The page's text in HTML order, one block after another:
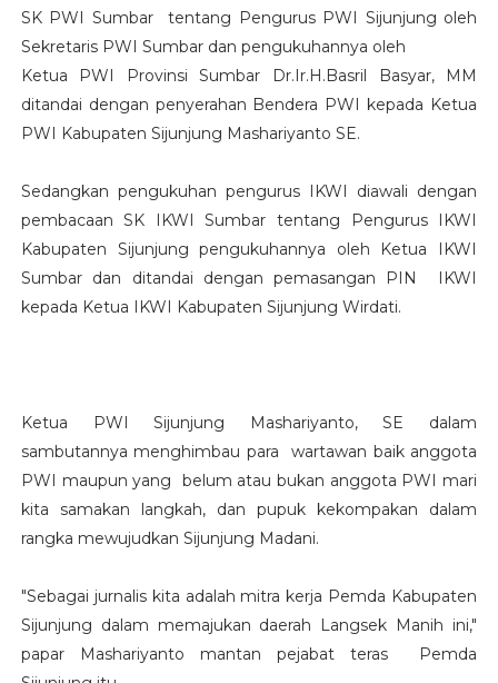
SK PWI Sumbar tentang Pengurus PWI Sijunjung oleh
Sekretaris PWI Sumbar dan pengukuhannya oleh
Ketua PWI Provinsi Sumbar Dr.Ir.H.Basril Basyar, MM
ditandai dengan penyerahan Bendera PWI kepada Ketua
PWI Kabupaten Sijunjung Mashariyanto SE.
Sedangkan pengukuhan pengurus IKWI diawali dengan
pembacaan SK IKWI Sumbar tentang Pengurus IKWI
Kabupaten Sijunjung pengukuhannya oleh Ketua IKWI
Sumbar dan ditandai dengan pemasangan PIN IKWI
kepada Ketua IKWI Kabupaten Sijunjung Wirdati.
Ketua PWI Sijunjung Mashariyanto, SE dalam
sambutannya menghimbau para wartawan baik anggota
PWI maupun yang belum atau bukan anggota PWI mari
kita samakan langkah, dan pupuk kekompakan dalam
rangka mewujudkan Sijunjung Madani.
"Sebagai jurnalis kita adalah mitra kerja Pemda Kabupaten
Sijunjung dalam memajukan daerah Langsek Manih ini,"
papar Mashariyanto mantan pejabat teras Pemda